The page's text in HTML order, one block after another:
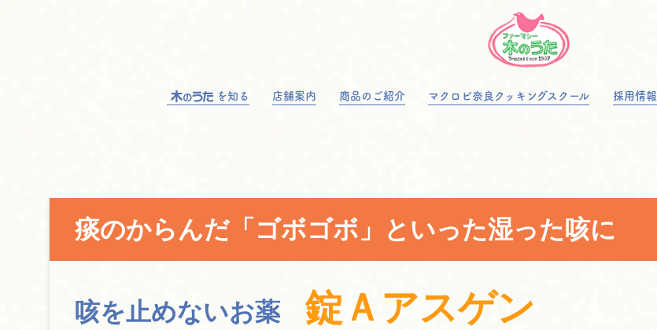
を知る 店舗案内 商品のご紹介 マクロビ奈良クッキングスクール 採用情報
痰のからんだ「ゴボゴボ」といった湿った咳に
咳を止めないお薬錠Ａアスゲン